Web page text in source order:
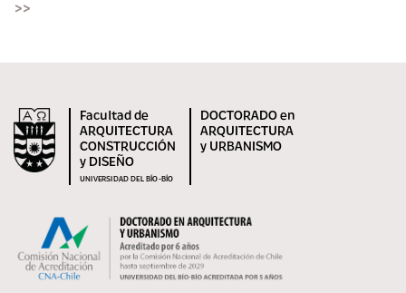
>>
Facultad de
ARQUITECTURA
CONSTRUCCIÓN
y DISEÑO
UNIVERSIDAD DEL BÍO-BÍO
DOCTORADO en
ARQUITECTURA
y URBANISMO